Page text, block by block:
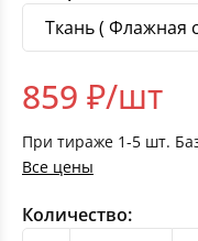
859 ₽/шт
При тираже 1-5 шт.
Все цены
Количество: